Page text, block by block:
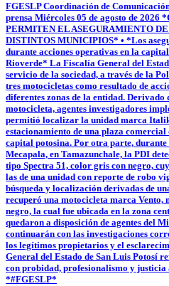
FGESLP Coordinación de
prensa Miércoles 05 de agosto de 2026
PERMITEN EL ASEGURAMIENTO
DISTINTOS MUNICIPIOS* • *Los
durante acciones operativas en la
Rioverde* La Fiscalía General del
servicio de la sociedad, a través de la
tres motocicletas como resultado de
diferentes zonas de la entidad. Derivado
motocicleta, agentes investigadores
permitió localizar la unidad marca
estacionamiento de una plaza
capital potosina. Por otra parte,
Mecapala, en Tamazunchale, la PDI
tipo Spectra 51, color gris con negro,
las de una unidad con reporte de robo
búsqueda y localización derivadas de
recuperó una motocicleta marca Vento,
negro, la cual fue ubicada en la zona
quedaron a disposición de agentes del
continuarán con las investigaciones
los legítimos propietarios y el
General del Estado de San Luis Potosí
con probidad, profesionalismo y justicia
*#FGESLP*